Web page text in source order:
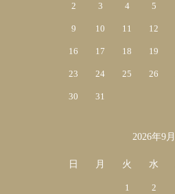
2 3 4 5
9 10 11 12
16 17 18 19
23 24 25 26
30 31
2026年9月
日 月 火 水
1 2